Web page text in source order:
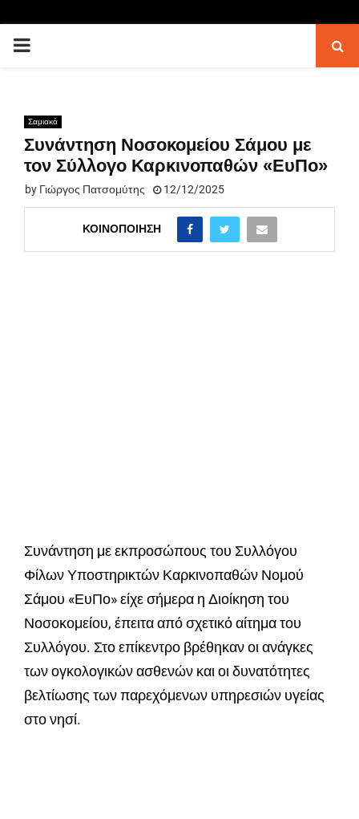
PRIMARY
Σαμιακά
Συνάντηση Νοσοκομείου Σάμου με
τον Σύλλογο Καρκινοπαθών «ΕυΠο»
by Γιώργος Πατσομύτης 12/12/2025
ΚΟΙΝΟΠΟΊΗΣΗ
Συνάντηση με εκπροσώπους του Συλλόγου
Φίλων Υποστηρικτών Καρκινοπαθών Νομού
Σάμου «ΕυΠο» είχε σήμερα η Διοίκηση του
Νοσοκομείου, έπειτα από σχετικό αίτημα του
Συλλόγου. Στο επίκεντρο βρέθηκαν οι ανάγκες
των ογκολογικών ασθενών και οι δυνατότητες
βελτίωσης των παρεχόμενων υπηρεσιών υγείας
στο νησί.